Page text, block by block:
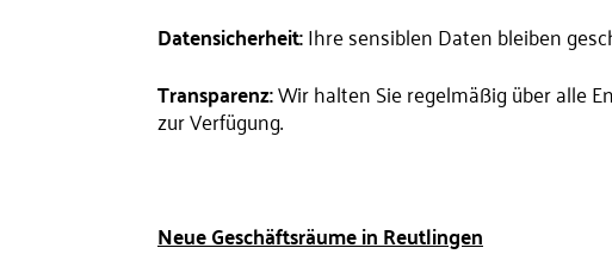
Datensicherheit:Ihre sensiblen Daten bleiben
Transparenz:Wir halten Sie regelmäßig über alle
zur Verfügung.
Neue Geschäftsräume in Reutlingen